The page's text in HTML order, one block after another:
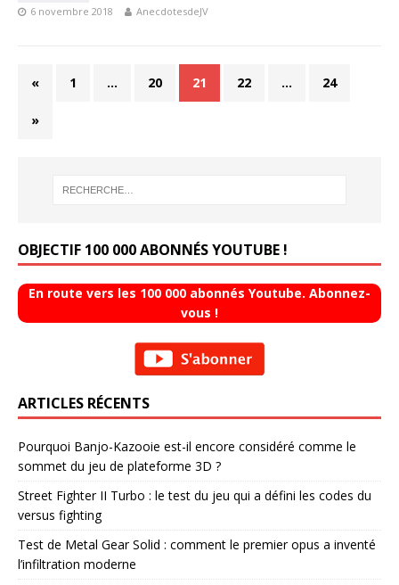
6 novembre 2018 AnecdotesdeJV
« 1 … 20 21 22 … 24
»
OBJECTIF 100 000 ABONNÉS YOUTUBE !
En route vers les 100 000 abonnés Youtube. Abonnez-
vous !
ARTICLES RÉCENTS
Pourquoi Banjo-Kazooie est-il encore considéré comme le
sommet du jeu de plateforme 3D ?
Street Fighter II Turbo : le test du jeu qui a défini les codes du
versus fighting
Test de Metal Gear Solid : comment le premier opus a inventé
l’infiltration moderne